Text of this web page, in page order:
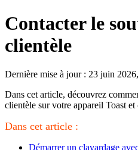
Contacter le
clientèle
Dernière mise à jour : 23 juin
Dans cet article, découvrez
clientèle sur votre appareil Toast et
Dans cet article :
Démarrer un clavardage